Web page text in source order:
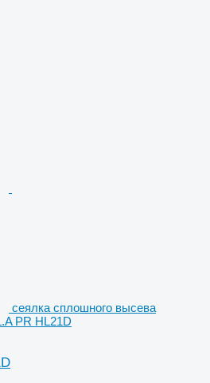
сеялка сплошного высева
PR HL21D